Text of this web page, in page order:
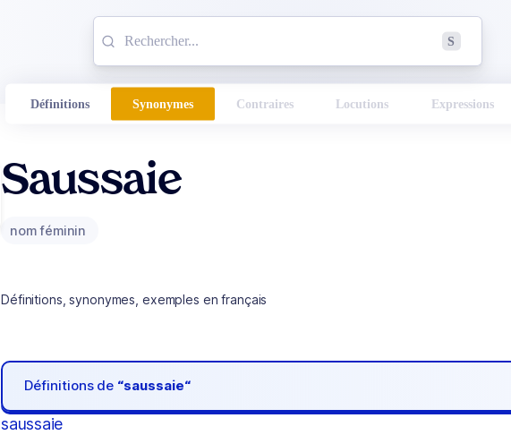
S
Définitions Synonymes Contraires Locutions Expressions
Saussaie
nom féminin
Définitions, synonymes, exemples en français
Définitions de “saussaie“
saussaie